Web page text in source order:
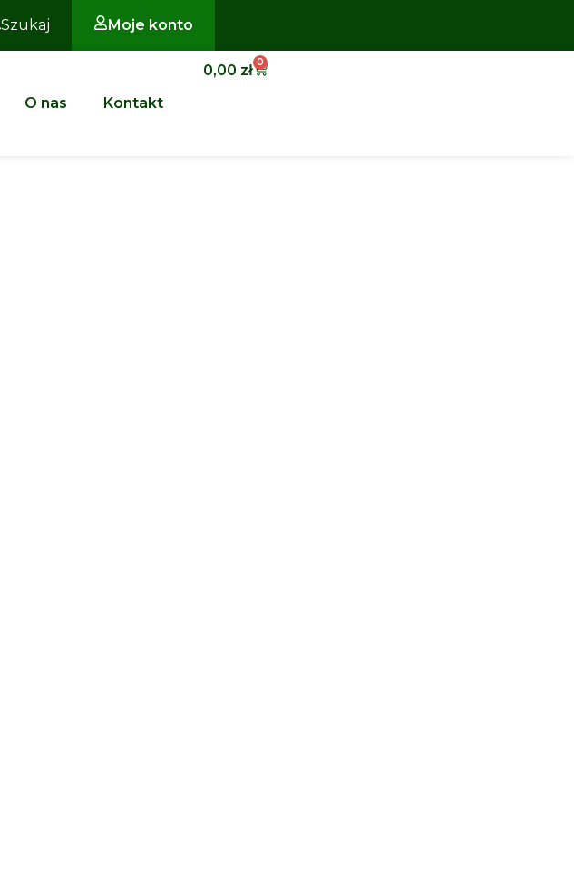
Szukaj Moje konto
O nas Kontakt
0,00 zł 0